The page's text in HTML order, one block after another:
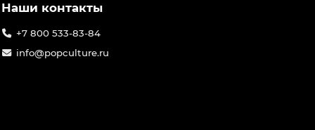
Наши контакты
+7 800 533-83-84
info@popculture.ru